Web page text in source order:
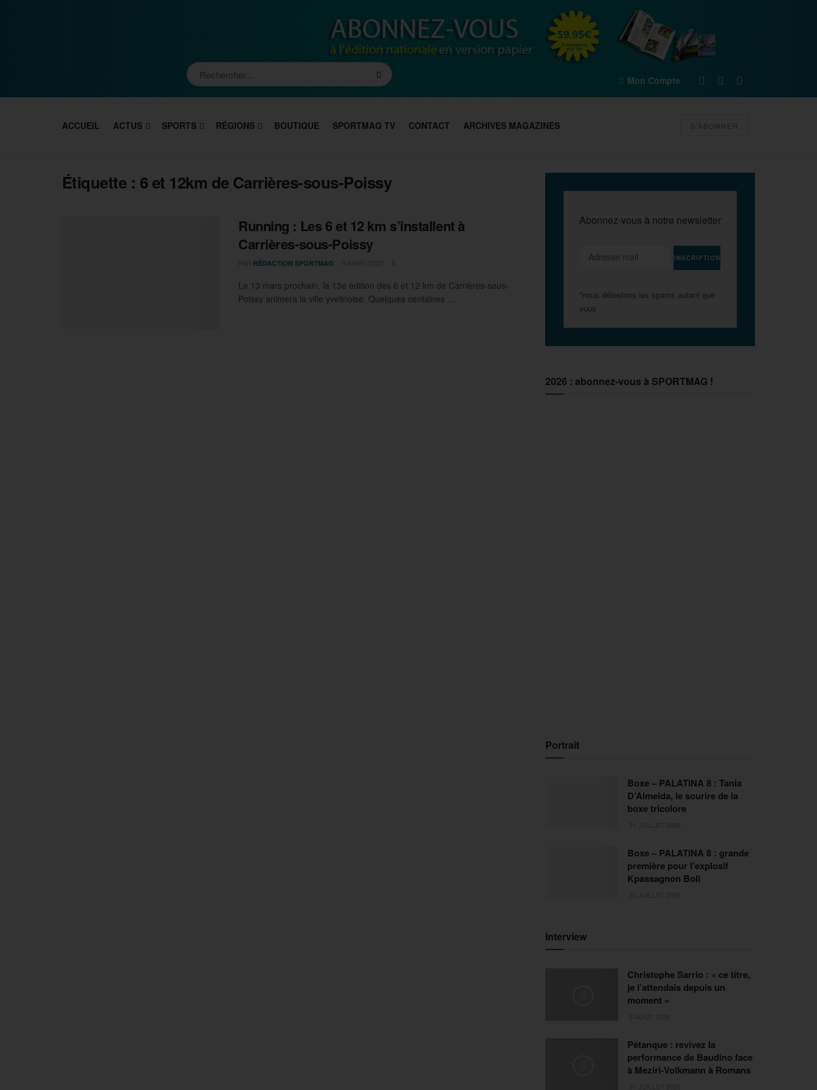
Mon Compte
ACCUEIL ACTUS SPORTS RÉGIONS BOUTIQUE SPORTMAG TV CONTACT ARCHIVES MAGAZINES S'ABONNER
Étiquette : 6 et 12km de Carrières-sous-Poissy
Running : Les 6 et 12 km s’installent à
Carrières-sous-Poissy
RÉDACTION SPORTMAG
Le 13 mars prochain, la 13e édition des 6 et 12 km de Carrières-sous-
Poissy animera la ville yvelinoise. Quelques centaines ...
Abonnez-vous à notre newsletter
*nous détestons les spams autant que
vous
2026 : abonnez-vous à SPORTMAG !
Portrait
Boxe – PALATINA 8 : Tania
D’Almeida, le sourire de la
boxe tricolore
Boxe – PALATINA 8 : grande
première pour l’explosif
Kpassagnon Boli
Interview
Christophe Sarrio : « ce titre,
je l’attendais depuis un
moment »
Pétanque : revivez la
performance de Baudino face
à Meziri-Volkmann à Romans